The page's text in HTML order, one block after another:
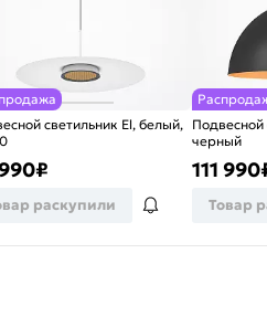
светильник El, белый,
₽
раскупили
Подвесной
черный
111 990
Товар